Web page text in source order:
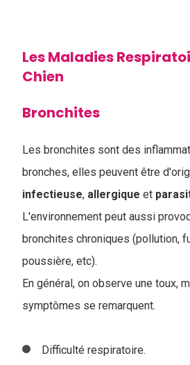
Les Maladies
Chien
Bronchites
Les bronchites sont des
bronches, elles peuvent être
infectieuse, allergique et
L'environnement peut aussi
bronchites chroniques (pollution,
poussière, etc).
En général, on observe une toux,
symptômes se remarquent.
Difficulté respiratoire.